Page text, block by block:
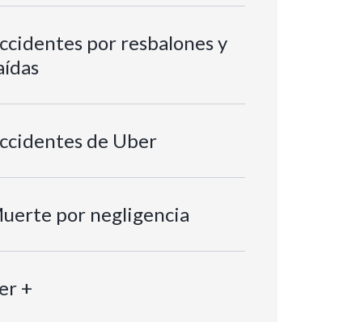
por resbalones y
de Uber
por negligencia
+